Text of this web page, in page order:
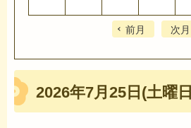
前月 次月
2026年7月25日(土曜